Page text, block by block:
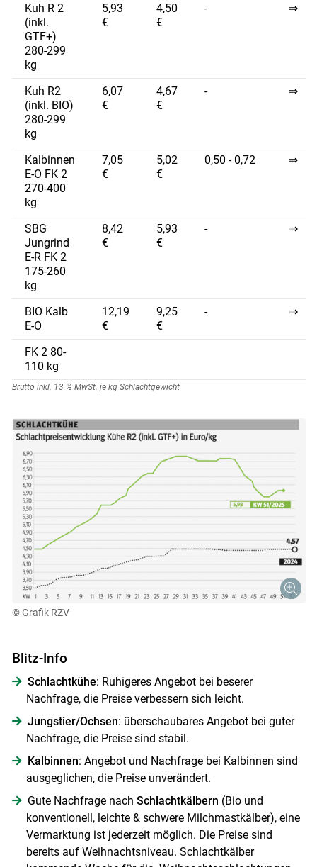
Skip to main content
Kuh R 2
(inkl.
GTF+)
280-299
kg
5,93
€
4,50
€
- ⇒
Kuh R2
(inkl. BIO)
280-299
kg
6,07
€
4,67
€
- ⇒
Kalbinnen
E-O FK 2
270-400
kg
7,05
€
5,02
€
0,50 - 0,72 ⇒
SBG
Jungrind
E-R FK 2
175-260
kg
8,42
€
5,93
€
- ⇒
BIO Kalb
E-O
12,19
€
9,25
€
- ⇒
FK 2 80-
110 kg
Brutto inkl. 13 % MwSt. je kg Schlachtgewicht
© Grafik RZV
Blitz-Info
Schlachtkühe: Ruhigeres Angebot bei beserer
Nachfrage, die Preise verbessern sich leicht.
Jungstier/Ochsen: überschaubares Angebot bei guter
Nachfrage, die Preise sind stabil.
Kalbinnen: Angebot und Nachfrage bei Kalbinnen sind
ausgeglichen, die Preise unverändert.
Gute Nachfrage nach Schlachtkälbern (Bio und
konventionell, leichte & schwere Milchmastkälber), eine
Vermarktung ist jederzeit möglich. Die Preise sind
bereits auf Weihnachtsniveau. Schlachtkälber